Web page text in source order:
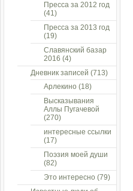
Пресса за 2012 год
(41)
Пресса за 2013 год
(19)
Славянский базар
2016 (4)
Дневник записей (713)
Арлекино (18)
Высказывания
Аллы Пугачевой
(270)
интересные ссылки
(17)
Поэзия моей души
(82)
Это интересно (79)